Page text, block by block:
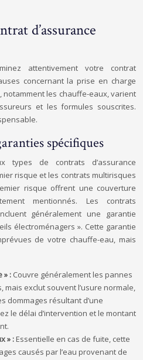
d’assurance
attentivement votre contrat
concernant la prise en charge
les chauffe-eaux, varient
et les formules souscrites.
spécifiques
types de contrats d’assurance
risque et les contrats multirisques
risque offrent une couverture
mentionnés. Les contrats
généralement une garantie
électroménagers ». Cette garantie
de votre chauffe-eau, mais
» : Couvre généralement les pannes
mais exclut souvent l’usure normale,
dommages résultant d’une
le délai d’intervention et le montant
» :Essentielle en cas de fuite, cette
causés par l’eau provenant de